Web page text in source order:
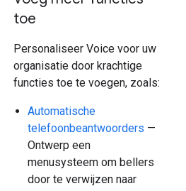
toe
Personaliseer Voice voor uw
organisatie door krachtige
functies toe te voegen, zoals:
Automatische
telefoonbeantwoorders —
Ontwerp een
menusysteem om bellers
door te verwijzen naar